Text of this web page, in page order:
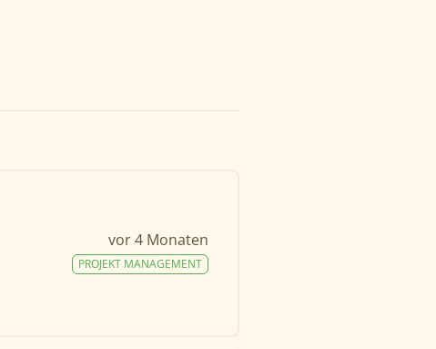
vor 4 Monaten
PROJEKT MANAGEMENT